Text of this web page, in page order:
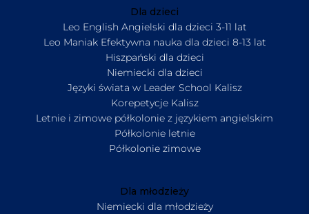
Dla dzieci
Leo English Angielski dla dzieci 3-11 lat
Leo Maniak Efektywna nauka dla dzieci 8-13 lat
Hiszpański dla dzieci
Niemiecki dla dzieci
Języki świata w Leader School Kalisz
Korepetycje Kalisz
Letnie i zimowe półkolonie z językiem angielskim
Półkolonie letnie
Półkolonie zimowe
Dla młodzieży
Niemiecki dla młodzieży